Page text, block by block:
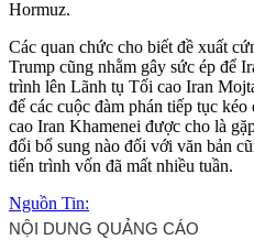
Hormuz.
Các quan chức cho biết đề xuất
Trump cũng nhằm gây sức ép để
trình lên Lãnh tụ Tối cao Iran
để các cuộc đàm phán tiếp tục
cao Iran Khamenei được cho là
đổi bổ sung nào đối với văn bản
tiến trình vốn đã mất nhiều tuần.
Nguồn Tin: